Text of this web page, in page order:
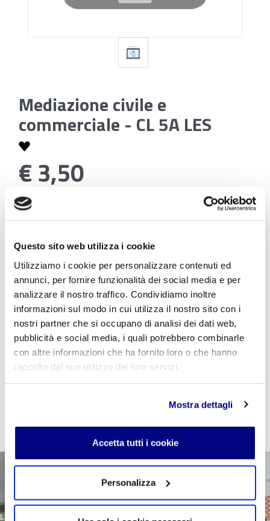
Questo sito web utilizza i cookie
Utilizziamo i cookie per personalizzare contenuti ed
annunci, per fornire funzionalità dei social media e per
analizzare il nostro traffico. Condividiamo inoltre
informazioni sul modo in cui utilizza il nostro sito con i
nostri partner che si occupano di analisi dei dati web,
pubblicità e social media, i quali potrebbero combinarle
con altre informazioni che ha fornito loro o che hanno
raccolto dal suo utilizzo dei loro servizi.
Mostra dettagli
Accetta tutti i cookie
Personalizza
Mediazione civile e
commerciale - CL 5A LES
€ 3,50
Codice: Mediazione civile e commerciale - CL 5A LES
Se sei studente della scuola utilizza il coupon
"CPVIDEOPILLOLA" in fase di checkout per azzerare
il costo della VideoPillola
AGGIUNGI AL CARRELLO